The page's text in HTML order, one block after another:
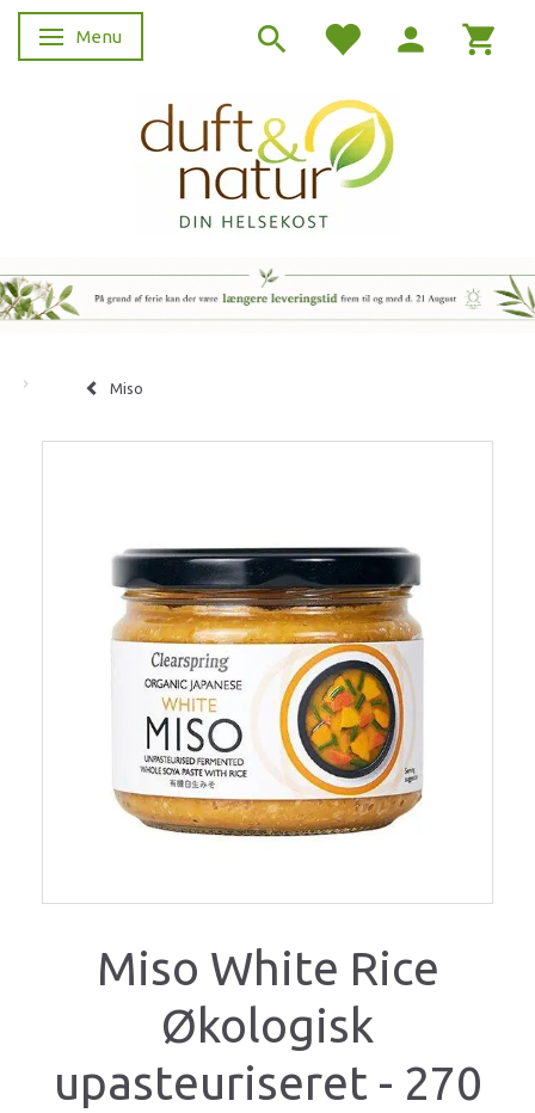
Skifte navigation
Menu
Miso
Miso White Rice
Økologisk
upasteuriseret - 270